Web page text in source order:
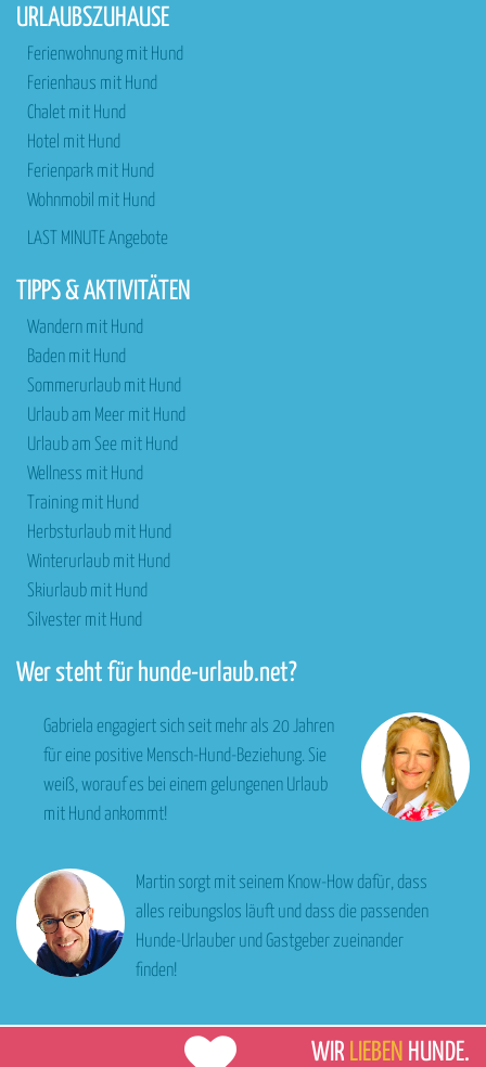
URLAUBSZUHAUSE
Ferienwohnung mit Hund
Ferienhaus mit Hund
Chalet mit Hund
Hotel mit Hund
Ferienpark mit Hund
Wohnmobil mit Hund
LAST MINUTE Angebote
TIPPS & AKTIVITÄTEN
Wandern mit Hund
Baden mit Hund
Sommerurlaub mit Hund
Urlaub am Meer mit Hund
Urlaub am See mit Hund
Wellness mit Hund
Training mit Hund
Herbsturlaub mit Hund
Winterurlaub mit Hund
Skiurlaub mit Hund
Silvester mit Hund
Wer steht für hunde-urlaub.net?
Gabriela engagiert sich seit mehr als 20 Jahren
für eine positive Mensch-Hund-Beziehung. Sie
weiß, worauf es bei einem gelungenen Urlaub
mit Hund ankommt!
Martin sorgt mit seinem Know-How dafür, dass
alles reibungslos läuft und dass die passenden
Hunde-Urlauber und Gastgeber zueinander
finden!
WIR LIEBEN HUNDE.